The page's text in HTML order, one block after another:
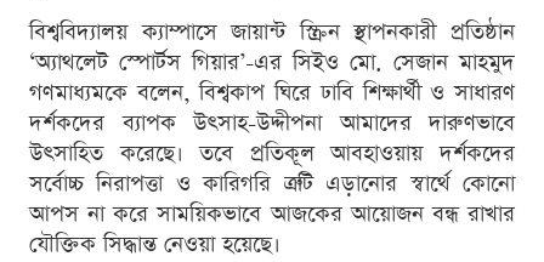
বিশ্ববিদ্যালয় ক্যাম্পাসে জায়ান্ট স্ক্রিন স্থাপনকারী প্রতিষ্ঠান
‘অ্যাথলেট স্পোর্টস গিয়ার’-এর সিইও মো. সেজান মাহমুদ
গণমাধ্যমকে বলেন, বিশ্বকাপ ঘিরে ঢাবি শিক্ষার্থী ও সাধারণ
দর্শকদের ব্যাপক উৎসাহ-উদ্দীপনা আমাদের দারুণভাবে
উৎসাহিত করেছে। তবে প্রতিকূল আবহাওয়ায় দর্শকদের
সর্বোচ্চ নিরাপত্তা ও কারিগরি ত্রুটি এড়ানোর স্বার্থে কোনো
আপস না করে সাময়িকভাবে আজকের আয়োজন বন্ধ রাখার
যৌক্তিক সিদ্ধান্ত নেওয়া হয়েছে।